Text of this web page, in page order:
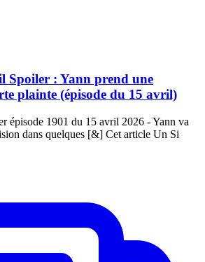
Spoiler : Yann prend une
plainte (épisode du 15 avril)
épisode 1901 du 15 avril 2026 - Yann va
dans quelques [&] Cet article Un Si